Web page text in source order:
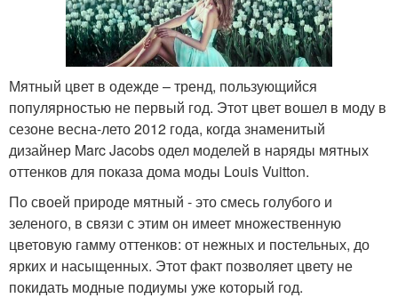
Мятный цвет в одежде – тренд, пользующийся
популярностью не первый год. Этот цвет вошел в моду в
сезоне весна-лето 2012 года, когда знаменитый
дизайнер Marc Jacobs одел моделей в наряды мятных
оттенков для показа дома моды Louis Vuitton.
По своей природе мятный - это смесь голубого и
зеленого, в связи с этим он имеет множественную
цветовую гамму оттенков: от нежных и постельных, до
ярких и насыщенных. Этот факт позволяет цвету не
покидать модные подиумы уже который год.